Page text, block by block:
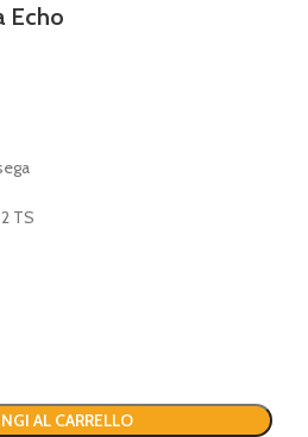
Echo
TS
AL CARRELLO